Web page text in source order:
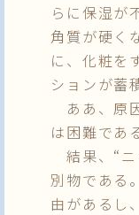
らに保湿が
角質が硬く
に、化粧を
ションが蓄
ああ、原
は困難であ
結果、“ニ
別物である
由があるし